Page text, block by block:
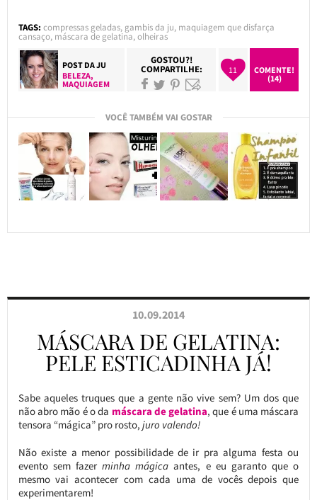
TAGS: compressas geladas, gambis da ju, maquiagem que disfarça
cansaço, máscara de gelatina,olheiras
POST DAJU
BELEZA,
MAQUIAGEM
GOSTOU?!
COMPARTILHE: 11
COMENTE!
(14)
VOCÊ TAMBÉM VAI GOSTAR
10.09.2014
MÁSCARA DE GELATINA:
PELE ESTICADINHA JÁ!
Sabe aqueles truques que a gente não vive sem? Um dos que
não abro mão é o da máscara de gelatina, que é uma máscara
tensora “mágica” pro rosto, juro valendo!
Não existe a menor possibilidade de ir pra alguma festa ou
evento sem fazerminha mágica antes, e eu garanto que o
mesmo vai acontecer com cada uma de vocês depois que
experimentarem!